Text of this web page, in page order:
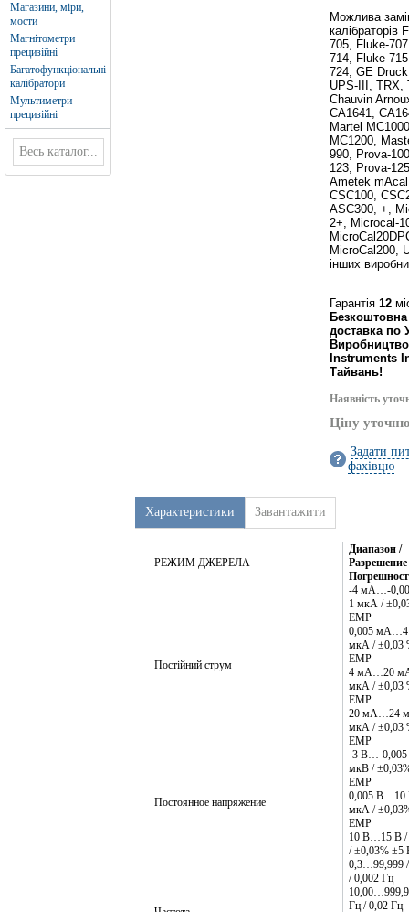
Магазини, міри,
мости
Магнітометри
прецизійні
Багатофункціональні
калібратори
Мультиметри
прецизійні
Можлива
калібраторів
705, Fluke-
714, Fluke-
724, GE
UPS-III, TRX,
Chauvin
CA1641,
Martel
MC1200,
990, Prova-
123, Prova-
Ametek
CSC100,
ASC300, +,
2+, Microcal-
MicroCal200,
інших
Гарантія 12
Безкоштовна
доставка по
Instruments
Тайвань!
Наявність
Ціну
Задати
фахівцю
Характеристики Завантажити
РЕЖИМ ДЖЕРЕЛА
Диапазон /
Разрешение
Постійний струм
-4 мА…-
1 мкА /
ЕМР
0,005
мкА / ±0,03
ЕМР
4 мА…20
мкА / ±0,03
ЕМР
20 мА…24
мкА / ±0,03
ЕМР
Постоянное напряжение
-3 В…-0,005
мкВ /
ЕМР
0,005 В…10
мкА /
ЕМР
10 В…15 В
/ ±0,03%
0,3…99,999
/ 0,002 Гц
Гц / 0,02 Гц